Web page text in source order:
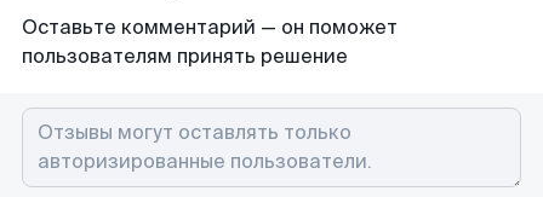
Оставьте комментарий — он поможет
пользователям принять решение